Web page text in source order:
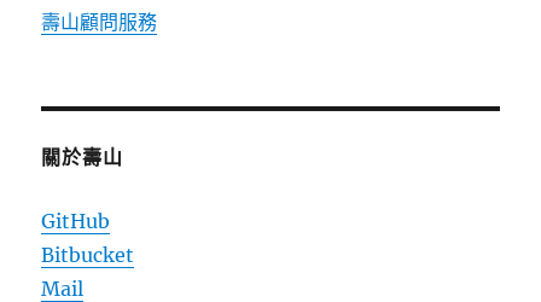
壽山顧問服務
關於壽山
GitHub
Bitbucket
Mail